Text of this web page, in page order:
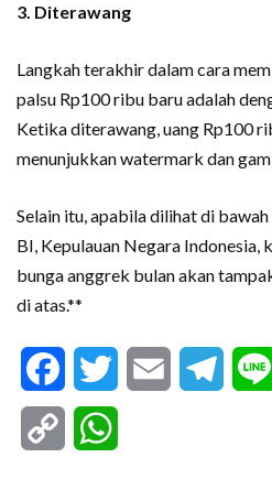
3. Diterawang
Langkah terakhir dalam cara
palsu Rp100 ribu baru adalah
Ketika diterawang, uang Rp100
menunjukkan watermark dan
Selain itu, apabila dilihat di
BI, Kepulauan Negara Indonesia,
bunga anggrek bulan akan
di atas.**
FacebookTwitter Email
Copy